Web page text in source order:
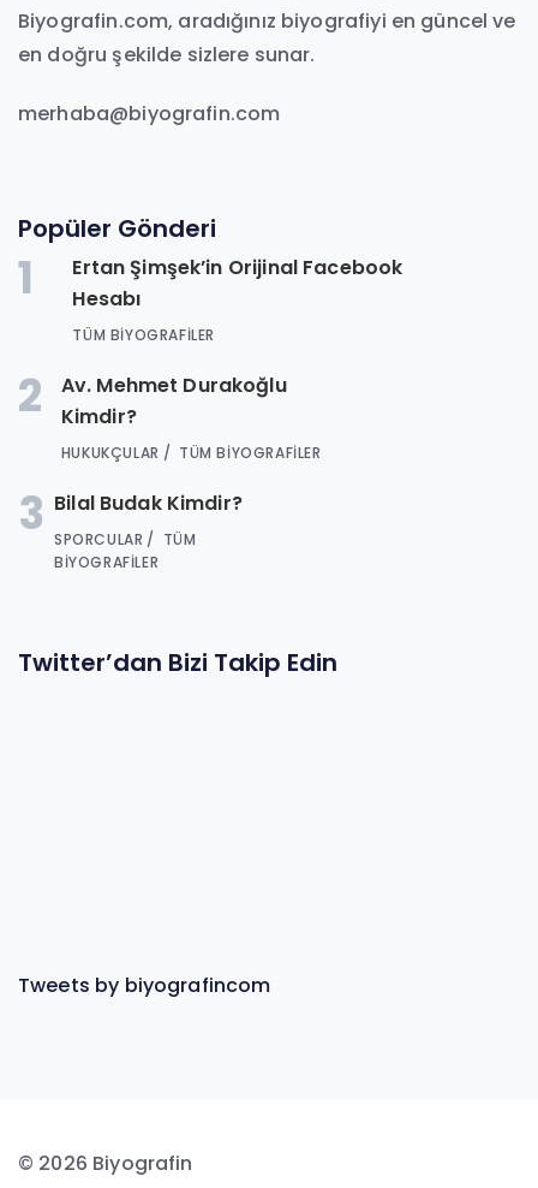
Biyografin.com, aradığınız biyografiyi en güncel ve
en doğru şekilde sizlere sunar.
merhaba@biyografin.com
Popüler Gönderi
1
Ertan Şimşek’in Orijinal Facebook
Hesabı
TÜM BIYOGRAFILER
2
Av. Mehmet Durakoğlu
Kimdir?
HUKUKÇULAR TÜM BIYOGRAFILER
3 Bilal Budak Kimdir?
SPORCULAR
TÜM
BIYOGRAFILER
Twitter’dan Bizi Takip Edin
Tweets by biyografincom
© 2026 Biyografin